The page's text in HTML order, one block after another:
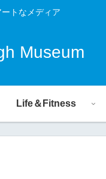
トなメディア
Museum
Life＆Fitness